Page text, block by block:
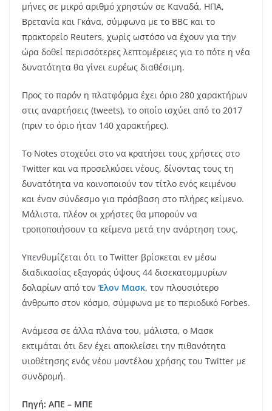
μήνες σε μικρό αριθμό χρηστών σε Καναδά, ΗΠΑ,
Βρετανία και Γκάνα, σύμφωνα με το BBC και το
πρακτορείο Reuters, χωρίς ωστόσο να έχουν για την
ώρα δοθεί περισσότερες λεπτομέρειες για το πότε η νέα
δυνατότητα θα γίνει ευρέως διαθέσιμη.
Προς το παρόν η πλατφόρμα έχει όριο 280 χαρακτήρων
στις αναρτήσεις (tweets), το οποίο ισχύει από το 2017
(πριν το όριο ήταν 140 χαρακτήρες).
Το Notes στοχεύει στο να κρατήσει τους χρήστες στο
Twitter και να προσελκύσει νέους, δίνοντας τους τη
δυνατότητα να κοινοποιούν τον τίτλο ενός κειμένου
και έναν σύνδεσμο για πρόσβαση στο πλήρες κείμενο.
Μάλιστα, πλέον οι χρήστες θα μπορούν να
τροποποιήσουν τα κείμενα μετά την ανάρτηση τους.
Υπενθυμίζεται ότι το Twitter βρίσκεται εν μέσω
διαδικασίας εξαγοράς ύψους 44 δισεκατομμυρίων
δολαρίων από τον Έλον Μασκ, τον πλουσιότερο
άνθρωπο στον κόσμο, σύμφωνα με το περιοδικό Forbes.
Ανάμεσα σε άλλα πλάνα του, μάλιστα, ο Μασκ
εκτιμάται ότι δεν έχει αποκλείσει την πιθανότητα
υιοθέτησης ενός νέου μοντέλου χρήσης του Twitter με
συνδρομή.
Πηγή: ΑΠΕ – ΜΠΕ